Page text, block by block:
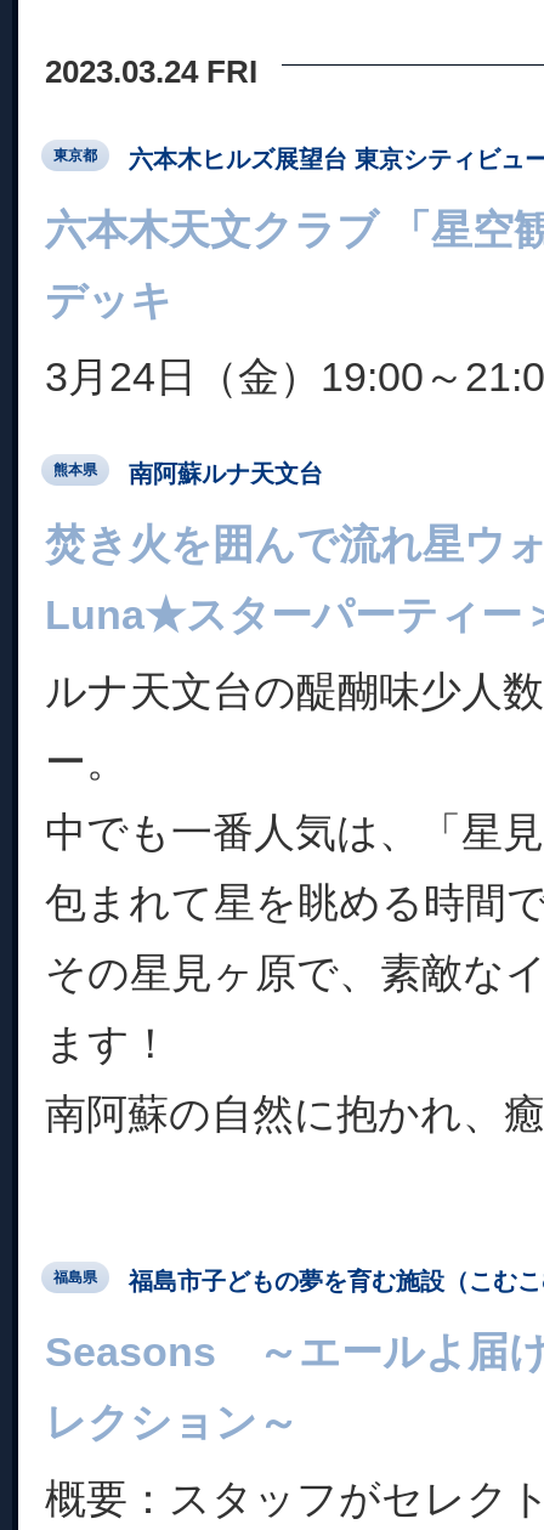
2023.03.24 FRI
東京都 六本木ヒルズ展望台 東京シティビュ
六本木天文クラブ 「星空
デッキ
3月24日（金）19:00～
熊本県 南阿蘇ルナ天文台
焚き火を囲んで流れ星ウ
Luna★スターパーティー
ルナ天文台の醍醐味少人
ー。
中でも一番人気は、「星
包まれて星を眺める時間
その星見ヶ原で、素敵な
ます！
南阿蘇の自然に抱かれ、
福島県 福島市子どもの夢を育む施設（こむ
Seasons ～エールよ届
レクション～
概要：スタッフがセレク